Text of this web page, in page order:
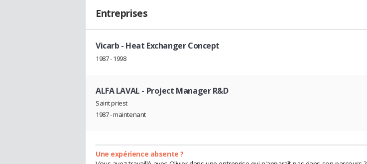
Entreprises
Vicarb - Heat Exchanger Concept
1987 - 1998
ALFA LAVAL - Project Manager R&D
Saint priest
1987 - maintenant
Une expérience absente ?